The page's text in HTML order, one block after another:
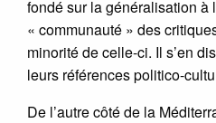
fondé sur la généralisation à
« communauté » des
minorité de celle-ci. Il s’en
leurs références politico-
De l’autre côté de la